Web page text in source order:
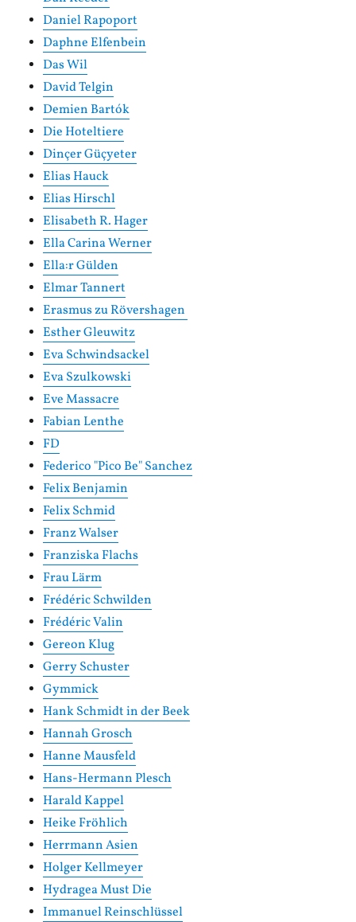
Daniel Rapoport
Daphne Elfenbein
Das Wil
David Telgin
Demien Bartók
Die Hoteltiere
Dinçer Güçyeter
Elias Hauck
Elias Hirschl
Elisabeth R. Hager
Ella Carina Werner
Ella:r Gülden
Elmar Tannert
Erasmus zu Rövershagen
Esther Gleuwitz
Eva Schwindsackel
Eva Szulkowski
Eve Massacre
Fabian Lenthe
FD
Federico "Pico Be" Sanchez
Felix Benjamin
Felix Schmid
Franz Walser
Franziska Flachs
Frau Lärm
Frédéric Schwilden
Frédéric Valin
Gereon Klug
Gerry Schuster
Gymmick
Hank Schmidt in der Beek
Hannah Grosch
Hanne Mausfeld
Hans-Hermann Plesch
Harald Kappel
Heike Fröhlich
Herrmann Asien
Holger Kellmeyer
Hydragea Must Die
Immanuel Reinschlüssel